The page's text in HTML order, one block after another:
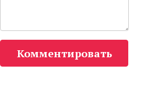
Комментировать